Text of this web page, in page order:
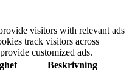
visitors with relevant ads
track visitors across
customized ads.
Beskrivning